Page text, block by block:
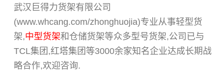
武汉巨得力货架有限公司
(www.whcang.com/zhonghuojia)专业从事轻型货
架,中型货架和仓储货架等众多型号货架,公司已与
TCL集团,红塔集团等3000余家知名企业达成长期战
略合作,欢迎咨询.